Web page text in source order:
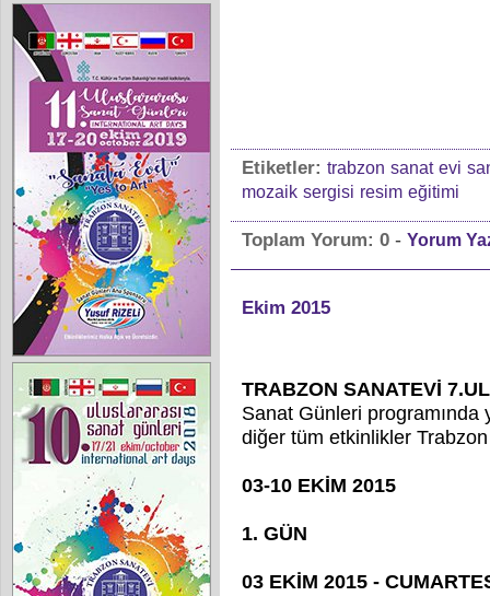
Etiketler: trabzon sanat evi
mozaik sergisi resim eğitimi
Toplam Yorum: 0- Yorum
Ekim 2015
TRABZON SANATEVİ
Sanat Günleri programında
diğer tüm etkinlikler Trabzon
03-10 EKİM 2015
1. GÜN
03 EKİM 2015 -